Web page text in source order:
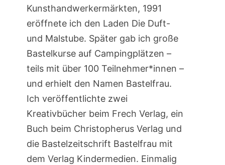
Kunsthandwerkermärkten, 1991
eröffnete ich den Laden Die Duft-
und Malstube. Später gab ich große
Bastelkurse auf Campingplätzen –
teils mit über 100 Teilnehmer*innen –
und erhielt den Namen Bastelfrau.
Ich veröffentlichte zwei
Kreativbücher beim Frech Verlag, ein
Buch beim Christopherus Verlag und
die Bastelzeitschrift Bastelfrau mit
dem Verlag Kindermedien. Einmalig